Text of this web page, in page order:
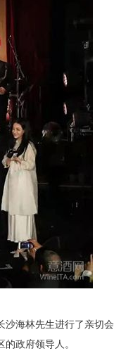
海林先生进行了亲切会
政府领导人。